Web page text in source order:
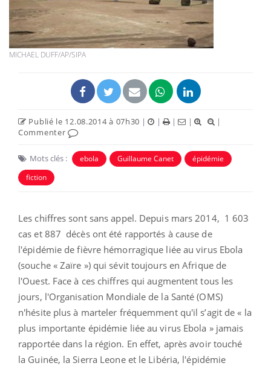
MICHAEL DUFF/AP/SIPA
Publié le 12.08.2014 à 07h30 | | | |
|
Commenter
Mots clés : ebola Guillaume Canet
épidémie
fiction
Les chiffres sont sans appel. Depuis mars 2014, 1 603
cas et 887 décès ont été rapportés à cause de
l'épidémie de fièvre hémorragique liée au virus Ebola
(souche « Zaïre ») qui sévit toujours en Afrique de
l'Ouest. Face à ces chiffres qui augmentent tous les
jours, l'Organisation Mondiale de la Santé (OMS)
n'hésite plus à marteler fréquemment qu'il s’agit de « la
plus importante épidémie liée au virus Ebola » jamais
rapportée dans la région. En effet, après avoir touché
la Guinée, la Sierra Leone et le Libéria, l'épidémie